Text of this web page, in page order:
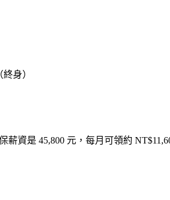
身）
資是 45,800 元，每月可領約